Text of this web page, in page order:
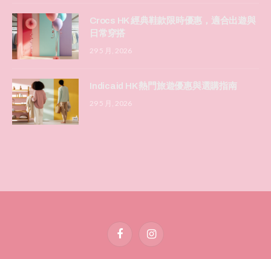
Crocs HK 經典鞋款限時優惠，適合出遊與
日常穿搭
29 5 月, 2026
Indicaid HK 熱門旅遊優惠與選購指南
29 5 月, 2026
FacebookInstagram